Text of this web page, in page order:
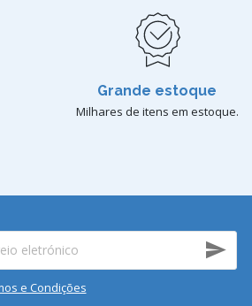
Grande estoque
Milhares de itens em estoque.
e Condições